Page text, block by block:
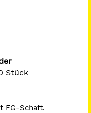
Stück
FG-Schaft.